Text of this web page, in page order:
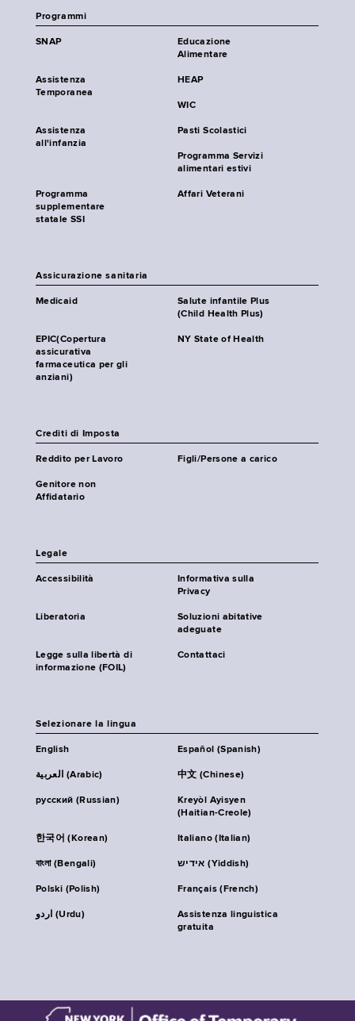
Programmi
SNAP
Educazione
Alimentare
Assistenza
Temporanea
HEAP
WIC
Assistenza
all'infanzia
Pasti Scolastici
Programma Servizi
alimentari estivi
Programma
supplementare
statale SSI
Affari Veterani
Assicurazione sanitaria
Medicaid
Salute infantile Plus
(Child Health Plus)
EPIC(Copertura
assicurativa
farmaceutica per gli
anziani)
NY State of Health
Crediti di Imposta
Reddito per Lavoro Figli/Persone a carico
Genitore non
Affidatario
Legale
Accessibilità
Informativa sulla
Privacy
Liberatoria
Soluzioni abitative
adeguate
Legge sulla libertà di
informazione (FOIL)
Contattaci
Selezionare la lingua
English Español (Spanish)
العربية (Arabic) 中文 (Chinese)
русский (Russian)
Kreyòl Ayisyen
(Haitian-Creole)
한국어 (Korean) Italiano (Italian)
বাংলা (Bengali) אידיש (Yiddish)
Polski (Polish) Français (French)
اردو (Urdu)
Assistenza linguistica
gratuita